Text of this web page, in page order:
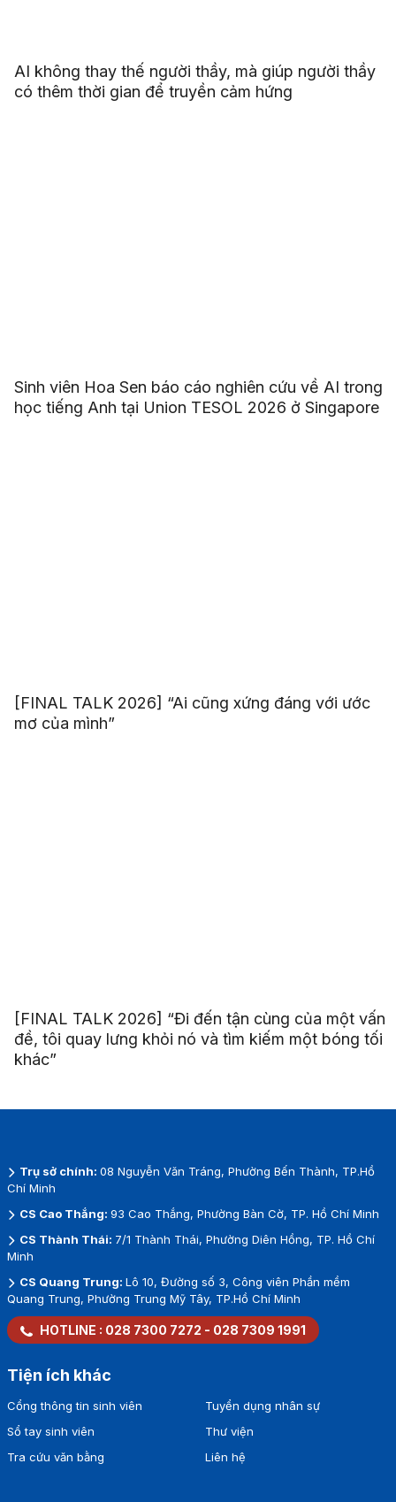
AI không thay thế người thầy, mà giúp người thầy
có thêm thời gian để truyền cảm hứng
Sinh viên Hoa Sen báo cáo nghiên cứu về AI trong
học tiếng Anh tại Union TESOL 2026 ở Singapore
[FINAL TALK 2026] “Ai cũng xứng đáng với ước
mơ của mình”
[FINAL TALK 2026] “Đi đến tận cùng của một vấn
đề, tôi quay lưng khỏi nó và tìm kiếm một bóng tối
khác”
Trụ sở chính: 08 Nguyễn Văn Tráng, Phường Bến Thành, TP.Hồ
Chí Minh
CS Cao Thắng: 93 Cao Thắng, Phường Bàn Cờ, TP. Hồ Chí Minh
CS Thành Thái: 7/1 Thành Thái, Phường Diên Hồng, TP. Hồ Chí
Minh
CS Quang Trung: Lô 10, Đường số 3, Công viên Phần mềm
Quang Trung, Phường Trung Mỹ Tây, TP.Hồ Chí Minh
HOTLINE : 028 7300 7272 - 028 7309 1991
Tiện ích khác
Cổng thông tin sinh viên
Sổ tay sinh viên
Tra cứu văn bằng
Tuyển dụng nhân sự
Thư viện
Liên hệ